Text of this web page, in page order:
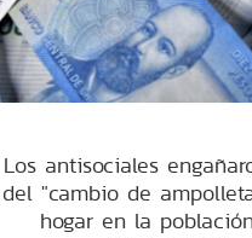
Los antisociales
del "cambio de
hogar en la